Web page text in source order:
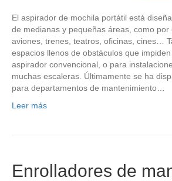
El aspirador de mochila portátil está
de medianas y pequeñas áreas, como por
aviones, trenes, teatros, oficinas, cines…
espacios llenos de obstáculos que
aspirador convencional, o para
muchas escaleras. Últimamente se ha
para departamentos de mantenimiento…
Leer más
Enrolladores de